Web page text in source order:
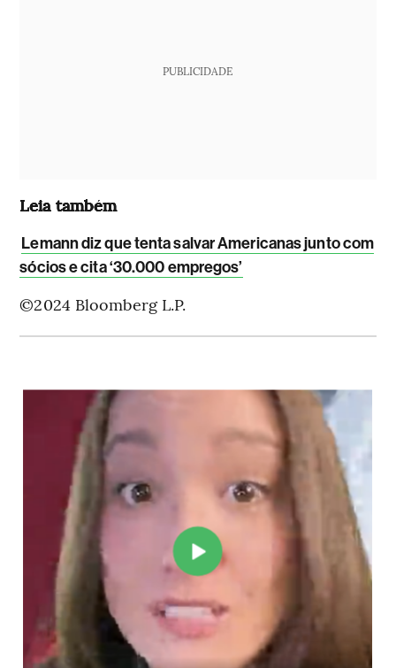
PUBLICIDADE
Leia também
Lemann diz que tenta salvar Americanas junto com
sócios e cita ‘30.000 empregos’
©2024 Bloomberg L.P.